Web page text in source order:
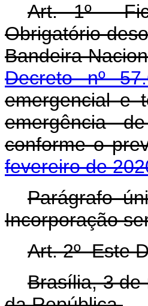
Art. 1º
Obrigatório
Bandeira
Decreto nº
emergencial e
emergência
conforme o
fevereiro de
Parágrafo
Incorporação
Art. 2º Este
Brasília, 3 de